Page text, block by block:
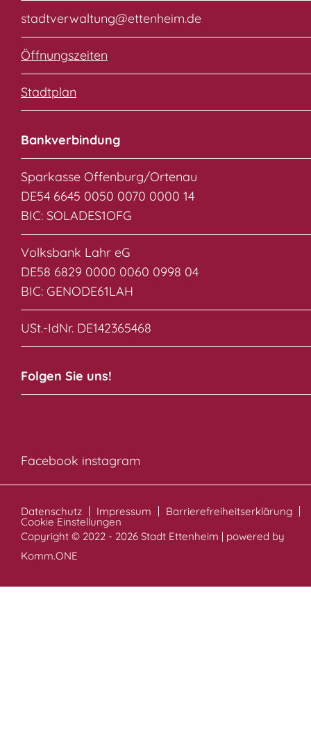
stadtverwaltung@ettenheim.de
Öffnungszeiten
Stadtplan
Bankverbindung
Sparkasse Offenburg/Ortenau
DE54 6645 0050 0070 0000 14
BIC: SOLADES1OFG
Volksbank Lahr eG
DE58 6829 0000 0060 0998 04
BIC: GENODE61LAH
USt.-IdNr. DE142365468
Folgen Sie uns!
Facebook instagram
Datenschutz Impressum Barrierefreiheitserklärung
Cookie Einstellungen
Copyright © 2022 - 2026 Stadt Ettenheim | powered by
Komm.ONE